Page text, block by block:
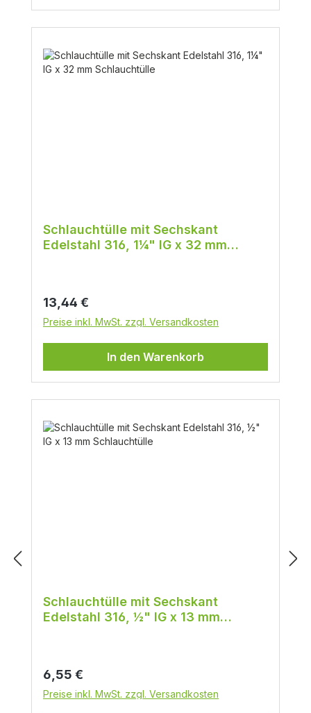
Schlauchtülle mit Sechskant
Edelstahl 316, 1¼" IG x 32 mm
Regulärer Preis:
13,44 €
Preise inkl. MwSt. zzgl. Versandkosten
In den Warenkorb
Schlauchtülle mit Sechskant
Edelstahl 316, ½" IG x 13 mm
Regulärer Preis:
6,55 €
Preise inkl. MwSt. zzgl. Versandkosten